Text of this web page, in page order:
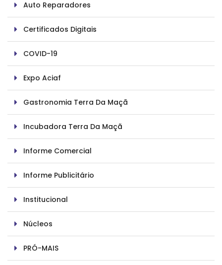
Auto Reparadores
Certificados Digitais
COVID-19
Expo Aciaf
Gastronomia Terra Da Maçã
Incubadora Terra Da Maçã
Informe Comercial
Informe Publicitário
Institucional
Núcleos
PRÓ-MAIS